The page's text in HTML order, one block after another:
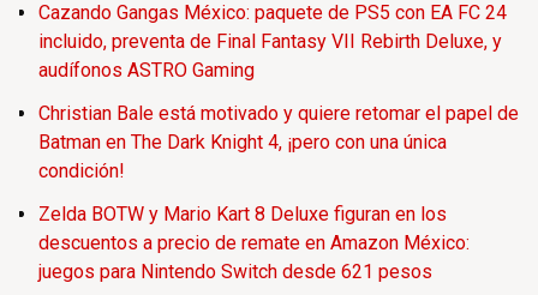
Cazando Gangas México: paquete de PS5 con EA FC 24
incluido, preventa de Final Fantasy VII Rebirth Deluxe, y
audífonos ASTRO Gaming
Christian Bale está motivado y quiere retomar el papel de
Batman en The Dark Knight 4, ¡pero con una única
condición!
Zelda BOTW y Mario Kart 8 Deluxe figuran en los
descuentos a precio de remate en Amazon México:
juegos para Nintendo Switch desde 621 pesos